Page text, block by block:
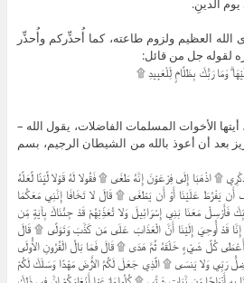
الدينِ.
العظيم ولزوم طاعته، كما أُحذِّركم وأُحذِّر
لقوله جل من قائل:
وَمَا رَبُّكَ بِظَلَّامٍ لِّلْعَبِيدِ ۩
أيتها الأخوات المسلمات الفاضلات، يقول الله –
بعد أن أعوذ بالله من الشيطان الرجيم، بسم
۩ اذْهَبَا إِلَى فِرْعَوْنَ إِنَّهُ طَغَى ۩ فَقُولا لَهُ قَوْلا لَّيِّنًا لَّعَلَّهُ
أَن يَفْرُطَ عَلَيْنَا أَوْ أَن يَطْغَى ۩ قَالَ لا تَخَافَا إِنَّنِي مَعَكُمَا
فَأَرْسِلْ مَعَنَا بَنِي إِسْرَائِيلَ وَلا تُعَذِّبْهُمْ قَدْ جِئْنَاكَ بِآيَةٍ مِّن
قَدْ أُوحِيَ إِلَيْنَا أَنَّ الْعَذَابَ عَلَى مَن كَذَّبَ وَتَوَلَّى ۩ قَالَ
كُلَّ شَيْءٍ خَلْقَهُ ثُمَّ هَدَى ۩ قَالَ فَمَا بَالُ الْقُرُونِ الأُولَى
رَبِّي وَلا يَنسَى ۩ الَّذِي جَعَلَ لَكُمُ الأَرْضَ مَهْدًا وَسَلَكَ لَكُمْ